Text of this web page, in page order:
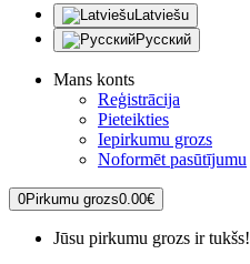
Latviešu
Русский
Mans konts
Reģistrācija
Pieteikties
Iepirkumu grozs
Noformēt pasūtījumu
0Pirkumu grozs0.00€
Jūsu pirkumu grozs ir tukšs!